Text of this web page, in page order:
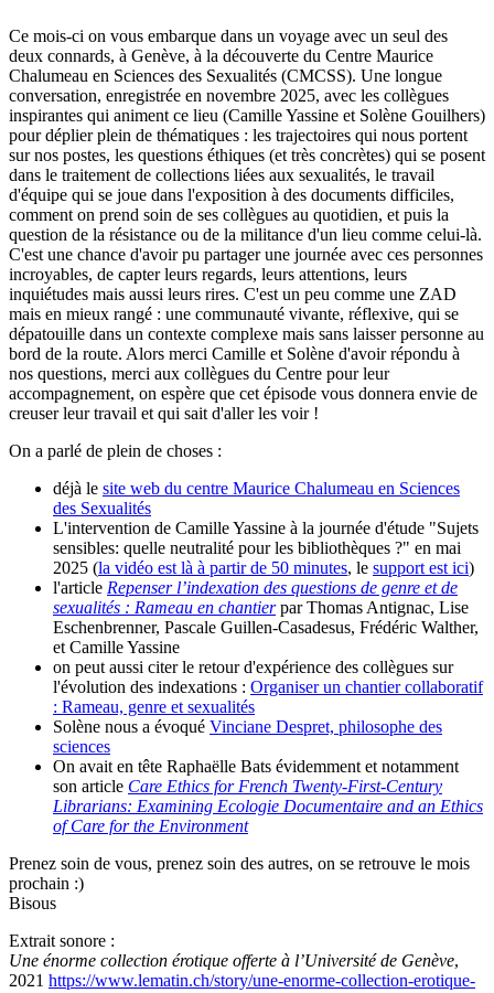
Ce mois-ci on vous embarque dans un voyage avec un seul des
deux connards, à Genève, à la découverte du Centre Maurice
Chalumeau en Sciences des Sexualités (CMCSS). Une longue
conversation, enregistrée en novembre 2025, avec les collègues
inspirantes qui animent ce lieu (Camille Yassine et Solène Gouilhers)
pour déplier plein de thématiques : les trajectoires qui nous portent
sur nos postes, les questions éthiques (et très concrètes) qui se posent
dans le traitement de collections liées aux sexualités, le travail
d'équipe qui se joue dans l'exposition à des documents difficiles,
comment on prend soin de ses collègues au quotidien, et puis la
question de la résistance ou de la militance d'un lieu comme celui-là.
C'est une chance d'avoir pu partager une journée avec ces personnes
incroyables, de capter leurs regards, leurs attentions, leurs
inquiétudes mais aussi leurs rires. C'est un peu comme une ZAD
mais en mieux rangé : une communauté vivante, réflexive, qui se
dépatouille dans un contexte complexe mais sans laisser personne au
bord de la route. Alors merci Camille et Solène d'avoir répondu à
nos questions, merci aux collègues du Centre pour leur
accompagnement, on espère que cet épisode vous donnera envie de
creuser leur travail et qui sait d'aller les voir !
On a parlé de plein de choses :
déjà le site web du centre Maurice Chalumeau en Sciences
des Sexualités
L'intervention de Camille Yassine à la journée d'étude "Sujets
sensibles: quelle neutralité pour les bibliothèques ?" en mai
2025 (la vidéo est là à partir de 50 minutes, le support est ici)
l'article Repenser l’indexation des questions de genre et de
sexualités : Rameau en chantierpar Thomas Antignac, Lise
Eschenbrenner, Pascale Guillen-Casadesus, Frédéric Walther,
et Camille Yassine
on peut aussi citer le retour d'expérience des collègues sur
l'évolution des indexations : Organiser un chantier collaboratif
: Rameau, genre et sexualités
Solène nous a évoqué Vinciane Despret, philosophe des
sciences
On avait en tête Raphaëlle Bats évidemment et notamment
son article Care Ethics for French Twenty-First-Century
Librarians: Examining Ecologie Documentaire and an Ethics
of Care for the Environment
Prenez soin de vous, prenez soin des autres, on se retrouve le mois
prochain :)
Bisous
Extrait sonore :
Une énorme collection érotique offerte à l’Université de Genève,
2021 https://www.lematin.ch/story/une-enorme-collection-erotique-